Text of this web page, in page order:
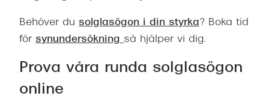
Behöver du solglasögon i din styrka? Boka tid
för synundersökning så hjälper vi dig.
Prova våra runda solglasögon
online